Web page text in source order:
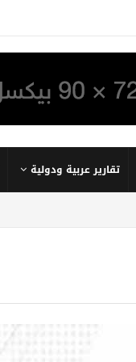
تقارير عربية ودولية